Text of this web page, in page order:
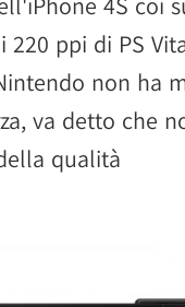
ppi di PS
non ha
va detto che
qualità